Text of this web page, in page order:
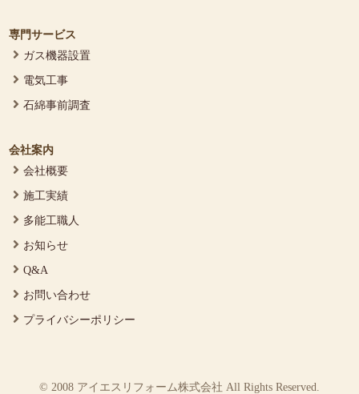
専門サービス
ガス機器設置
電気工事
石綿事前調査
会社案内
会社概要
施工実績
多能工職人
お知らせ
Q&A
お問い合わせ
プライバシーポリシー
© 2008 アイエスリフォーム株式会社 All Rights Reserved.